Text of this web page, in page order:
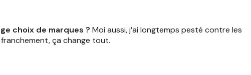
choix de marques ? Moi aussi, j’ai longtemps pesté contre les
ça change tout.